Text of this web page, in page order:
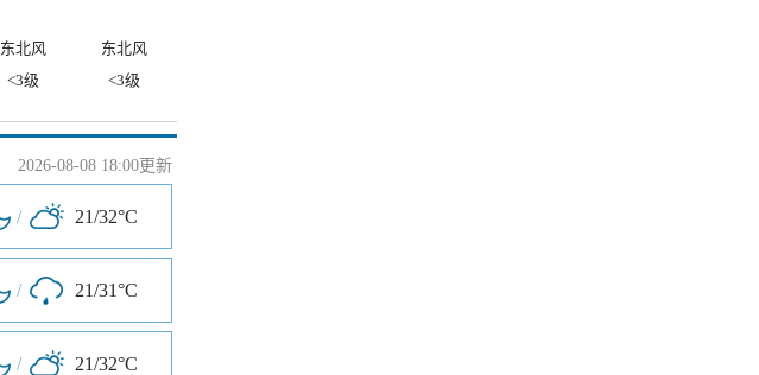
东北风
东北风
<3级 <3级
2026-08-08 18:00更新
/ 21/32°C
/ 21/31°C
/ 21/32°C